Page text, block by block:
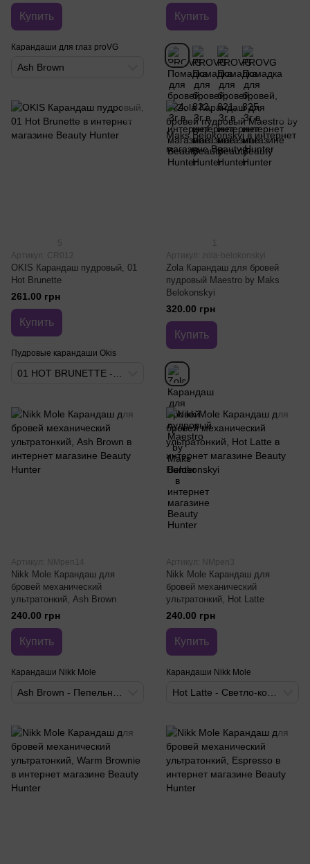
Купить
Карандаши для глаз proVG
Ash Brown
Купить
5
Артикул: CR012
OKIS Карандаш пудровый, 01
Hot Brunette
261.00 грн
Купить
Пудровые карандаши Okis
Артикул: zola-belokonskyi
Zola Карандаш для бровей
пудровый Maestro by Maks
Belokonskyi
320.00 грн
Купить
Артикул: NMpen14
Nikk Mole Карандаш для
бровей механический
ультратонкий, Ash Brown
240.00 грн
Купить
Карандаши Nikk Mole
Артикул: NMpen3
Nikk Mole Карандаш для
бровей механический
ультратонкий, Hot Latte
240.00 грн
Купить
Карандаши Nikk Mole